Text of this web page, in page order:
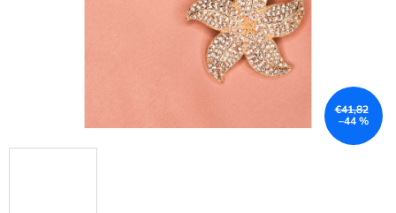
€41,82
–44 %